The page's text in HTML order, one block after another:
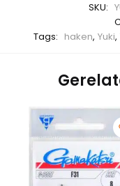
SKU:
Tags: haken, Yuki,